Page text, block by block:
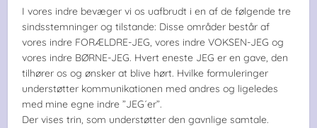
I vores indre bevæger vi os uafbrudt i en af de følgende tre
sindsstemninger og tilstande: Disse områder består af
vores indre FORÆLDRE-JEG, vores indre VOKSEN-JEG og
vores indre BØRNE-JEG. Hvert eneste JEG er en gave, den
tilhører os og ønsker at blive hørt. Hvilke formuleringer
understøtter kommunikationen med andres og ligeledes
med mine egne indre ”JEG´er”.
Der vises trin, som understøtter den gavnlige samtale.